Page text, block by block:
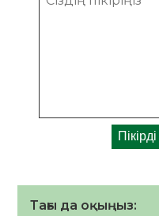
Тағы да оқыңыз: